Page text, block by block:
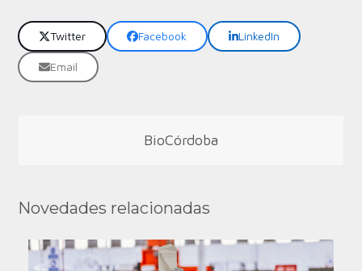
Twitter Facebook LinkedIn
Email
BioCórdoba
Novedades relacionadas